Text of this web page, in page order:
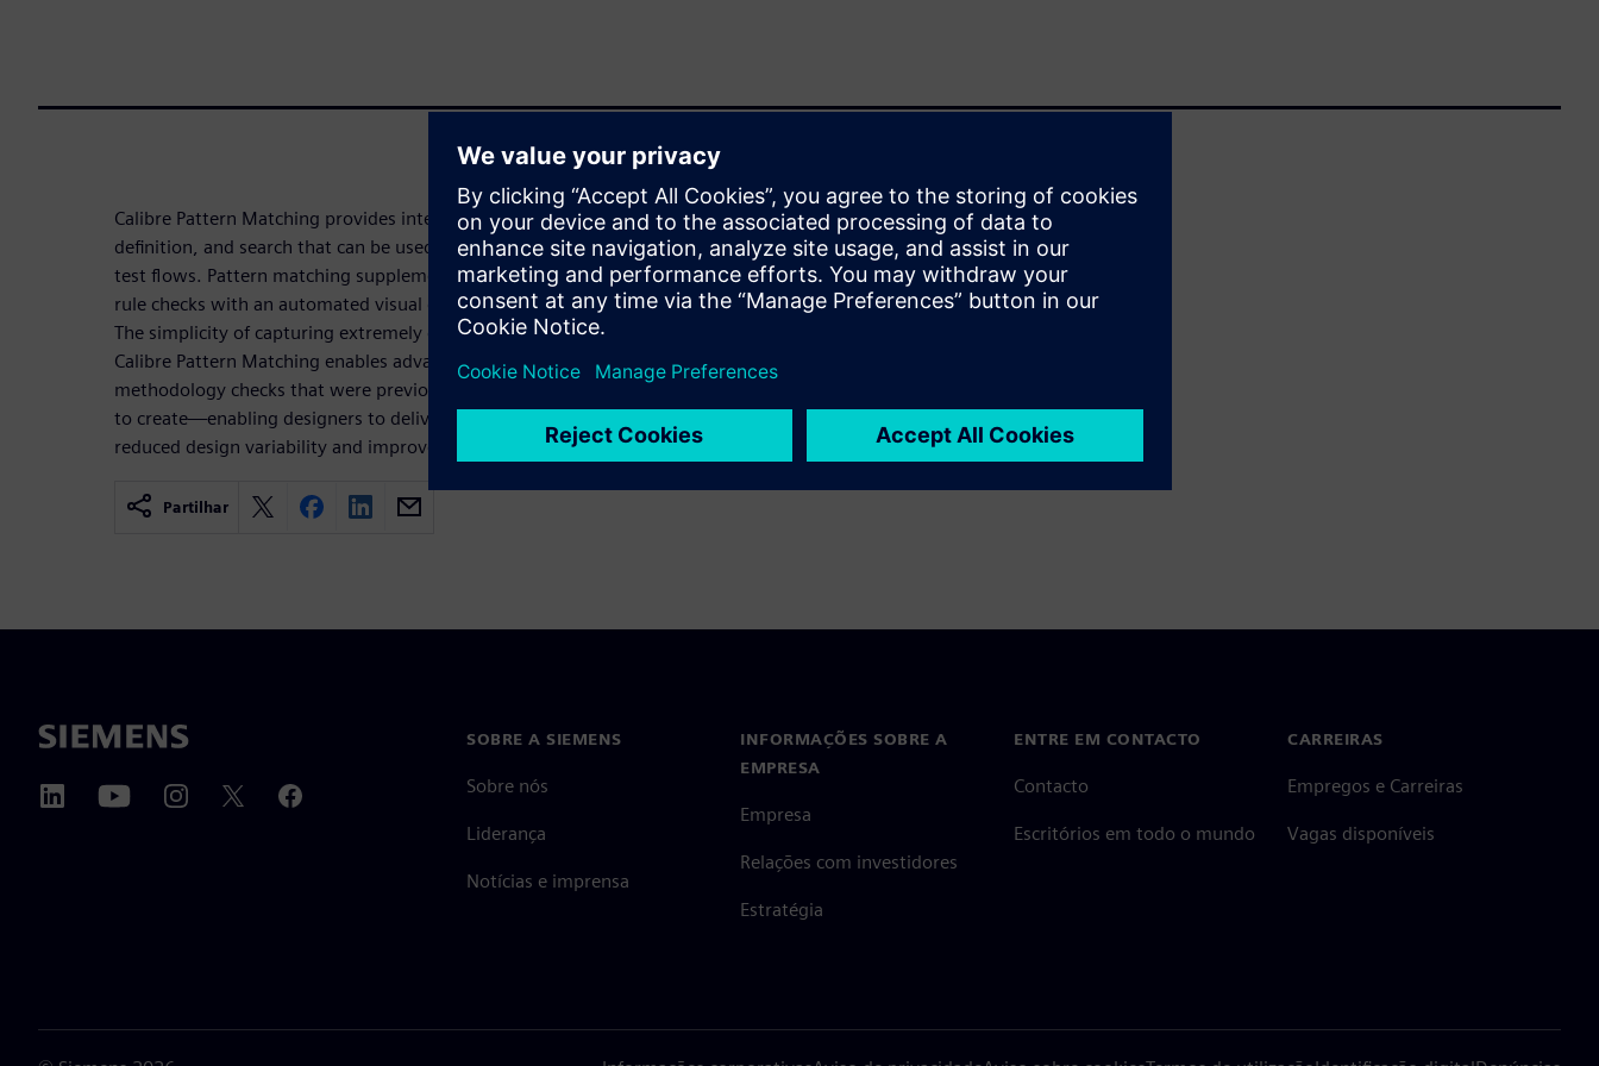
Calibre Pattern Matching provides interactive and automated pattern capture,
definition, and search that can be used across implementation, verification, and
test flows. Pattern matching supplements multi- operational text-based design
rule checks with an automated visual geometry capture and compare process.
The simplicity of capturing extremely complex geometric relationships with
Calibre Pattern Matching enables advanced physical verification and design
methodology checks that were previously difficult or operationally impossible
to create—enabling designers to deliver higher-performing products with
reduced design variability and improved yield.
Partilhar
SOBRE A SIEMENS
Sobre nós
Liderança
Notícias e imprensa
INFORMAÇÕES SOBRE A
EMPRESA
Empresa
Relações com investidores
Estratégia
ENTRE EM CONTACTO
Contacto
Escritórios em todo o mundo
CARREIRAS
Empregos e Carreiras
Vagas disponíveis